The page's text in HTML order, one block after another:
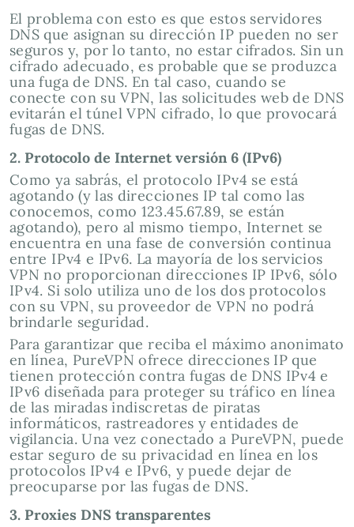
El problema con esto es que estos servidores
DNS que asignan su dirección IP pueden no ser
seguros y, por lo tanto, no estar cifrados. Sin un
cifrado adecuado, es probable que se produzca
una fuga de DNS. En tal caso, cuando se
conecte con su VPN, las solicitudes web de DNS
evitarán el túnel VPN cifrado, lo que provocará
fugas de DNS.
2. Protocolo de Internet versión 6 (IPv6)
Como ya sabrás, el protocolo IPv4 se está
agotando (y las direcciones IP tal como las
conocemos, como 123.45.67.89, se están
agotando), pero al mismo tiempo, Internet se
encuentra en una fase de conversión continua
entre IPv4 e IPv6. La mayoría de los servicios
VPN no proporcionan direcciones IP IPv6, sólo
IPv4. Si solo utiliza uno de los dos protocolos
con su VPN, su proveedor de VPN no podrá
brindarle seguridad.
Para garantizar que reciba el máximo anonimato
en línea, PureVPN ofrece direcciones IP que
tienen protección contra fugas de DNS IPv4 e
IPv6 diseñada para proteger su tráfico en línea
de las miradas indiscretas de piratas
informáticos, rastreadores y entidades de
vigilancia. Una vez conectado a PureVPN, puede
estar seguro de su privacidad en línea en los
protocolos IPv4 e IPv6, y puede dejar de
preocuparse por las fugas de DNS.
3. Proxies DNS transparentes